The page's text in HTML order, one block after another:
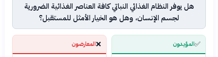
هل يوفر النظام الغذائي النباتي كافة العناصر الغذائية الضرورية
لجسم الإنسان، وهل هو الخيار الأمثل للمستقبل؟
✅المؤيدون ❌المعارضون